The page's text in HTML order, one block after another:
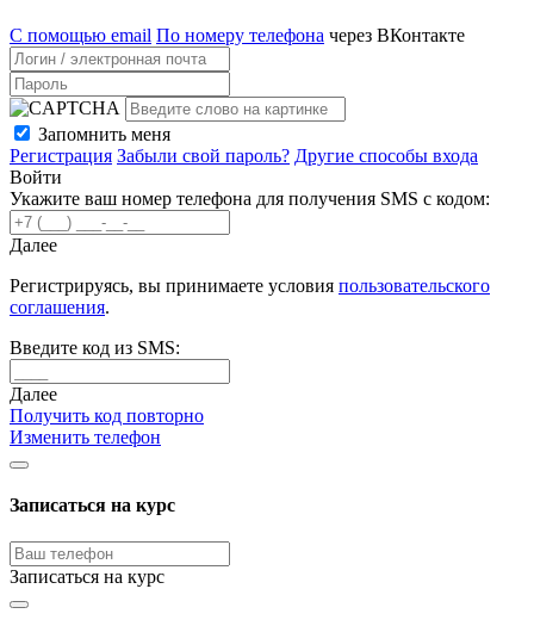
С помощью email По номеру телефона через ВКонтакте
Запомнить меня
Регистрация Забыли свой пароль? Другие способы входа
Войти
Укажите ваш номер телефона для получения SMS с кодом:
Далее
Регистрируясь, вы принимаете условия пользовательского
соглашения.
Введите код из SMS:
Далее
Получить код повторно
Изменить телефон
Записаться на курс
Записаться на курс